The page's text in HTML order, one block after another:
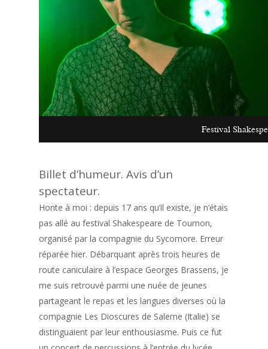
Festival
Billet d’humeur. Avis d’un
spectateur.
Honte à moi : depuis 17 ans qu’il existe, je n’étais
pas allé au festival Shakespeare de Tournon,
organisé par la compagnie du Sycomore. Erreur
réparée hier. Débarquant après trois heures de
route caniculaire à l’espace Georges Brassens, je
me suis retrouvé parmi une nuée de jeunes
partageant le repas et les langues diverses où la
compagnie Les Dioscures de Salerne (Italie) se
distinguaient par leur enthousiasme. Puis ce fut